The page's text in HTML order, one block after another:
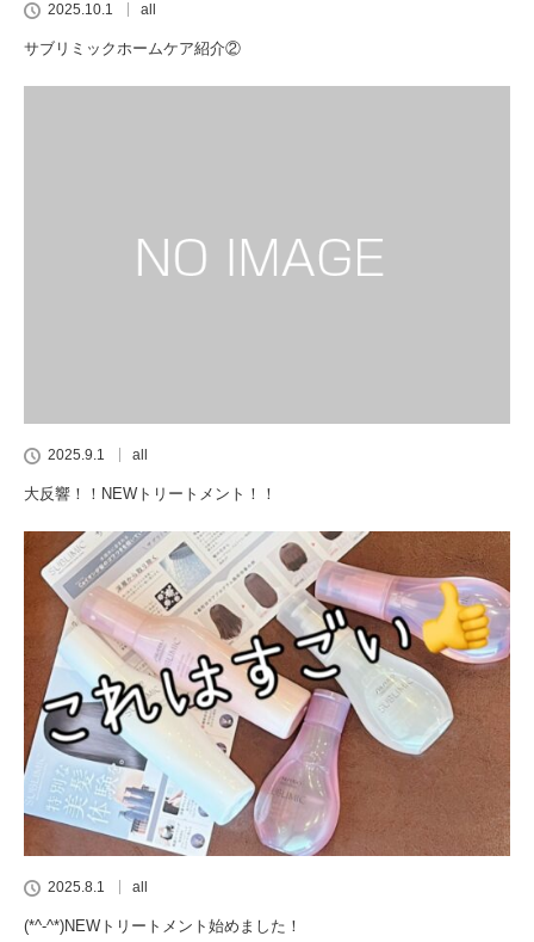
2025.10.1 all
サブリミックホームケア紹介②
2025.9.1 all
大反響！！NEWトリートメント！！
2025.8.1 all
(*^-^*)NEWトリートメント始めました！